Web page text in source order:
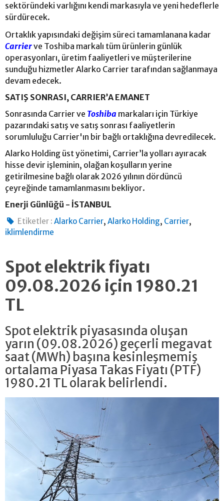
sektöründeki varlığını kendi markasıyla ve yeni hedeflerle
sürdürecek.
Ortaklık yapısındaki değişim süreci tamamlanana kadar
Carrierve Toshiba markalı tüm ürünlerin günlük
operasyonları, üretim faaliyetleri ve müşterilerine
sunduğu hizmetler Alarko Carrier tarafından sağlanmaya
devam edecek.
SATIŞ SONRASI, CARRIER’A EMANET
Sonrasında Carrier ve Toshiba markaları için Türkiye
pazarındaki satış ve satış sonrası faaliyetlerin
sorumluluğu Carrier'ın bir bağlı ortaklığına devredilecek.
Alarko Holding üst yönetimi, Carrier’la yolları ayıracak
hisse devir işleminin, olağan koşulların yerine
getirilmesine bağlı olarak 2026 yılının dördüncü
çeyreğinde tamamlanmasını bekliyor.
Enerji Günlüğü - İSTANBUL
Etiketler : Alarko Carrier,Alarko Holding, Carrier,
iklimlendirme
Spot elektrik fiyatı
09.08.2026 için 1980.21
TL
Spot elektrik piyasasında oluşan
yarın (09.08.2026) geçerli megavat
saat (MWh) başına kesinleşmemiş
ortalama Piyasa Takas Fiyatı (PTF)
1980.21 TL olarak belirlendi.